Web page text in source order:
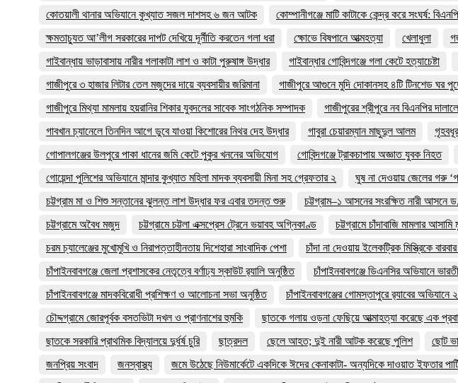
কোতয়ালী থানার অভিযানে কুখ্যাত সজল দাশসহ ৬ জন আটক
কোম্পানীগঞ্জে মাটি কাটাকে কেন্দ্র করে সংঘর্ষ:
ক্ষমতাচ্যুত আ’লীগ সরকারের দাপট দেখিয়ে দূর্নীতি করতেন গলা ধরা
ক্ষোভে বিষপানে আত্মহত্যা খেলাধুলা
গাইবান্ধায় ভাড়াবাসায় নারীর গলাকাটা লাশ ও কাটা পুরুষাঙ্গ উদ্ধার
গাইবান্ধার গোবিন্দগঞ্জে গলা কেটে হত্যাচেষ্টা
গাজীপুরে ৩ হাজার লিটার তেল মজুদের দায়ে ব্যবসায়ীর জরিমানা
গাজীপুরে আগুনে মুদি দোকানসহ ৪টি টিনশেড ঘর
গাজীপুরে মিথ্যা মামলায় হয়রানির শিকার যুবদলের সাবেক সাংগঠনিক সম্পাদক
গাজীপুরের শ্রীপুরে নব বিএনপির
গাবখান চ্যানেলে তিনদিন আগে ডুবে যাওয়া কিশোরের নিথর দেহ উদ্ধার
গাবুরা চেয়ারম্যান মাছুদুল আলম
গোপালগঞ্জের উলপুরে পাকা ধানের জমি কেটে পুকুর খননের অভিযোগ
গোবিন্দগঞ্জে ট্রাকচাপায় অজ্ঞাত যুবক নিহত
গোয়েন্দা পুলিশের অভিযানে মান্দার কুখ্যাত মহিলা মাদক ব্যবসায়ী মিনা সহ গ্রেফতার ২
ঘুষ না দেওয়ায় জেলের গরু
চট্টগ্রাম মা ও শিশু সন্তানের ঝুলন্ত লাশ উদ্ধার ফর এবার তদন্ত শুরু
চট্টগ্রাম–১ আসনের সংরক্ষিত নারী আসনে ড.
চট্টগ্রামে অবৈধ মজুদ
চট্টগ্রামে চট্টলা এক্সপ্রেস ট্রেনে ভয়াবহ অগ্নিকাণ্ড চট্টগ্রামে চাঁদাবাজি মামলার
চরম চ্যালেঞ্জের মুখোমুখি ও নিরাপত্তাহীনতায় দিশেহারা সাংবাদিক পেশা
চাঁদা না দেওয়ায় ইলেকট্রিক মিস্ত্রিকে
চাঁপাইনবাবগঞ্জে জেলা প্রশাসকের নেতৃত্বে বর্ণাঢ্য স্কাউট র‍্যালি অনুষ্ঠিত
চাঁপাইনবাবগঞ্জে ডিএনসির অভিযানে
চাঁপাইনবাবগঞ্জে মাদকবিরোধী প্রশিক্ষণ ও আলোচনা সভা অনুষ্ঠিত
চাঁপাইনবাবগঞ্জের গোমস্তাপুরে র‍্যাবের
চৌদ্দগ্রামে জোরপূর্বক বসতভিটা দখল ও প্রাণনাশের হুমকি
ছাতকে গলায় ওড়না ফেছিয়ে আত্মাহত্যা করেছে এক
ছাতকে সরকারি প্রাথমিক বিদ্যালয়ে দুর্ধর্ষ চুরি
ছাত্রদল ছেলে আহত; দুই নারী আটক করেছে পুলিশ ছোট
জনপ্রিয় সংবাদ
জনস্বাস্থ্য জমে উঠেছে নিউমার্কেটে একদিকে ঈদের কেনাকাটা- অন্যদিকে দাওয়াত ইফতার